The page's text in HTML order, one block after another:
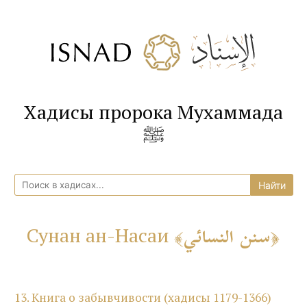
Хадисы пророка Мухаммада
ﷺ
Сунан ан-Насаи سنن النسائي
13. Книга о забывчивости (хадисы 1179-1366)